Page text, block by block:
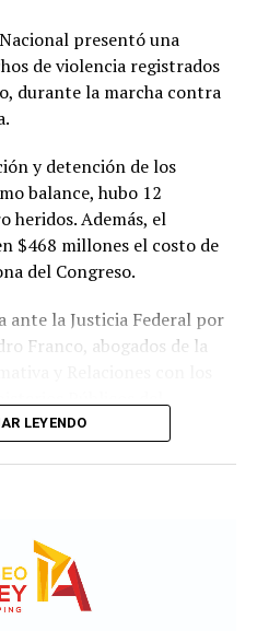
el proceso.
también cuestionó el
realizadas en el
no garantizaron una
que el organismo
información al Estado
Mundial, prevista para
la versión definitiva del
conocer en los próximos
Valdés, sino también
y las actividades
la salud del ecosistema,
presentó una
de violencia registrados
durante la marcha contra
y detención de los
balance, hubo 12
heridos. Además, el
$468 millones el costo de
del Congreso.
ante la Justicia Federal por
Franco, abogados de la
hechos podrían constituir
agravado, todos ellos
a las autoridades públicas
sus funciones (artículos 41
LEYENDO